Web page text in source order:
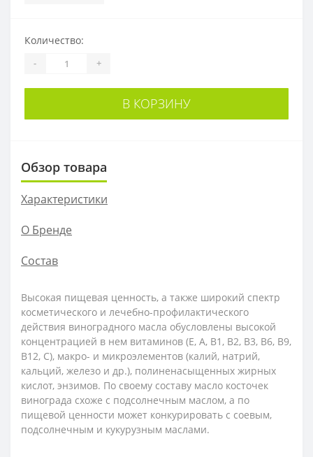
Количество:
- +
В КОРЗИНУ
Обзор товара
Характеристики
О Бренде
Состав
Высокая пищевая ценность, а также широкий спектр
косметического и лечебно-профилактического
действия виноградного масла обусловлены высокой
концентрацией в нем витаминов (Е, А, B1, B2, B3, В6, B9,
В12, С), макро- и микроэлементов (калий, натрий,
кальций, железо и др.), полиненасыщенных жирных
кислот, энзимов. По своему составу масло косточек
винограда схоже с подсолнечным маслом, а по
пищевой ценности может конкурировать с соевым,
подсолнечным и кукурузным маслами.